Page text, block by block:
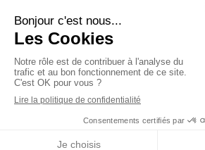
©2020 Atemis genitec - Climatisation
Mentions légales